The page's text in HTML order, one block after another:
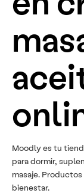
Moodly es tu
para dormir,
masaje.
bienestar.